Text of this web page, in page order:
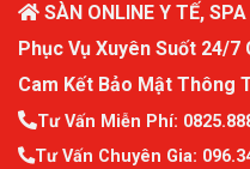
SÀN ONLINE Y TẾ,
Phục Vụ Xuyên Suốt 24/7
Cam Kết Bảo Mật Thông
Tư Vấn Miễn Phí:
Tư Vấn Chuyên Gia: